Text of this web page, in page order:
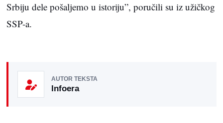
Srbiju dele pošaljemo u istoriju”, poručili su iz užičkog
SSP-a.
AUTOR TEKSTA
Infoera